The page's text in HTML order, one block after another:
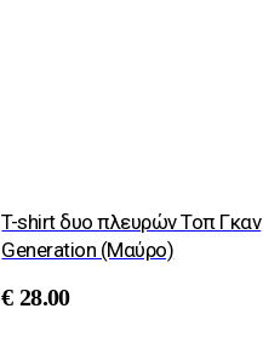
T-shirt δυο πλευρών Τοπ Γκαν
Generation (Μαύρο)
€ 28.00